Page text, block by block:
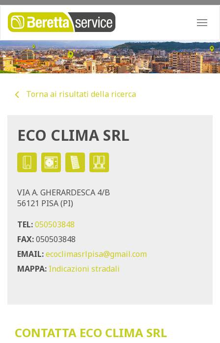
Torna ai risultati della ricerca
ECO CLIMA SRL
VIA A. GHERARDESCA 4/B
56121 PISA (PI)
TEL:050503848
FAX:050503848
EMAIL:ecoclimasrlpisa@gmail.com
MAPPA: Indicazioni stradali
CONTATTA ECO CLIMA SRL